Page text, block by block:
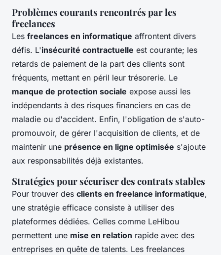
Problèmes courants rencontrés par les
freelances
Les freelances en informatique affrontent divers
défis. L'insécurité contractuelle est courante; les
retards de paiement de la part des clients sont
fréquents, mettant en péril leur trésorerie. Le
manque de protection sociale expose aussi les
indépendants à des risques financiers en cas de
maladie ou d'accident. Enfin, l'obligation de s'auto-
promouvoir, de gérer l'acquisition de clients, et de
maintenir une présence en ligne optimisée s'ajoute
aux responsabilités déjà existantes.
Stratégies pour sécuriser des contrats stables
Pour trouver des clients en freelance informatique,
une stratégie efficace consiste à utiliser des
plateformes dédiées. Celles comme LeHibou
permettent une mise en relation rapide avec des
entreprises en quête de talents. Les freelances